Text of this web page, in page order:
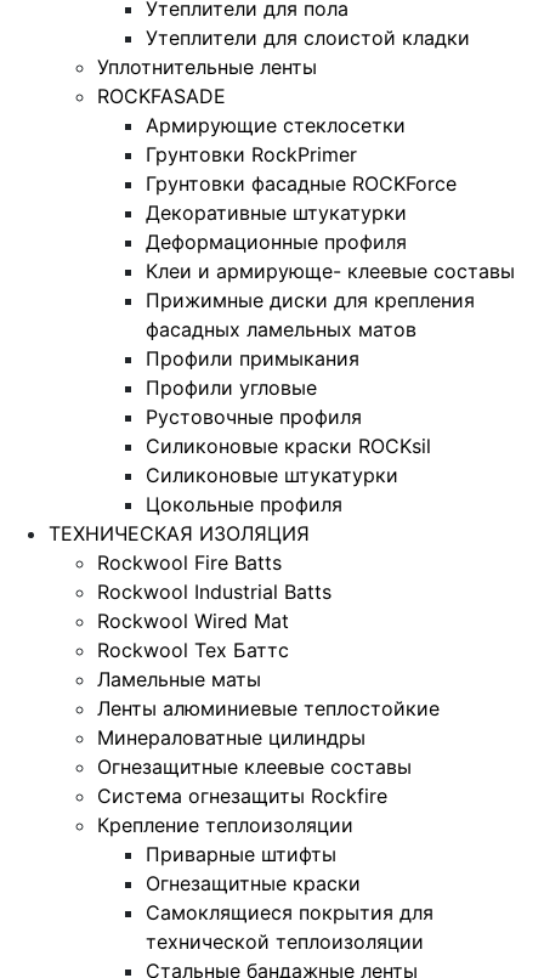
Утеплители для пола
Утеплители для слоистой кладки
Уплотнительные ленты
ROCKFASADE
Армирующие стеклосетки
Грунтовки RockPrimer
Грунтовки фасадные ROCKForce
Декоративные штукатурки
Деформационные профиля
Клеи и армирующе- клеевые составы
Прижимные диски для крепления
фасадных ламельных матов
Профили примыкания
Профили угловые
Рустовочные профиля
Силиконовые краски ROCKsil
Силиконовые штукатурки
Цокольные профиля
ТЕХНИЧЕСКАЯ ИЗОЛЯЦИЯ
Rockwool Fire Batts
Rockwool Industrial Batts
Rockwool Wired Mat
Rockwool Тех Баттс
Ламельные маты
Ленты алюминиевые теплостойкие
Минераловатные цилиндры
Огнезащитные клеевые составы
Система огнезащиты Rockfire
Крепление теплоизоляции
Приварные штифты
Огнезащитные краски
Самоклящиеся покрытия для
технической теплоизоляции
Стальные бандажные ленты